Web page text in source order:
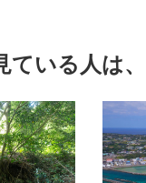
ている人は